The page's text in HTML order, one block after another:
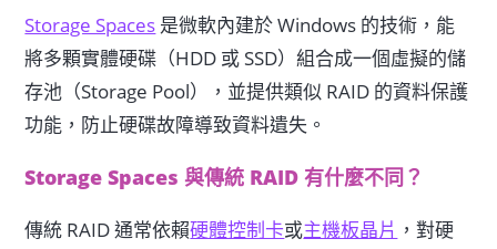
Storage Spaces 是微軟內建於 Windows 的技術，能
將多顆實體硬碟（HDD 或 SSD）組合成一個虛擬的儲
存池（Storage Pool），並提供類似 RAID 的資料保護
功能，防止硬碟故障導致資料遺失。
Storage Spaces 與傳統 RAID 有什麼不同？
傳統 RAID 通常依賴硬體控制卡或主機板晶片 ，對硬